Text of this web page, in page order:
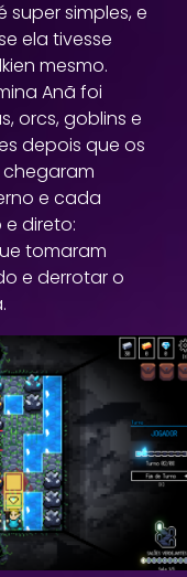
super simples, e
ela tivesse
mesmo.
Anã foi
orcs, goblins e
depois que os
e cada
direto:
tomaram
e derrotar o